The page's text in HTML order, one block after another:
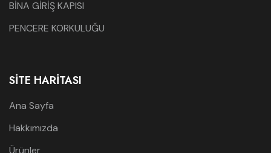
BİNA GİRİŞ KAPISI
PENCERE KORKULUĞU
SITE HARITASI
Ana Sayfa
Hakkımızda
Ürünler